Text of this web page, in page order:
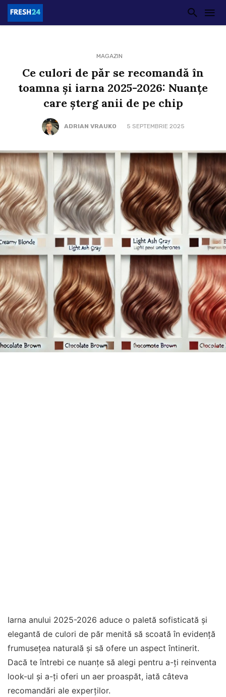
MAGAZIN
Ce culori de păr se recomandă în
toamna și iarna 2025-2026: Nuanțe
care șterg anii de pe chip
ADRIAN VRAUKO 5 SEPTEMBRIE 2025
Iarna anului 2025-2026 aduce o paletă sofisticată și
elegantă de culori de păr menită să scoată în evidență
frumusețea naturală și să ofere un aspect întinerit.
Dacă te întrebi ce nuanțe să alegi pentru a-ți reinventa
look-ul și a-ți oferi un aer proaspăt, iată câteva
recomandări ale experților.